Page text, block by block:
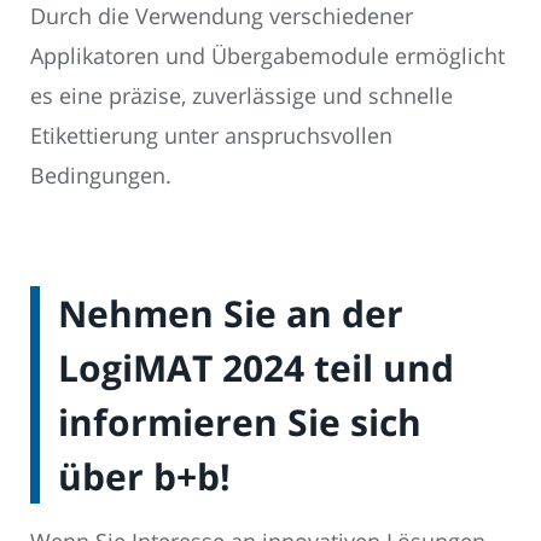
Durch die Verwendung verschiedener
Applikatoren und Übergabemodule ermöglicht
es eine präzise, zuverlässige und schnelle
Etikettierung unter anspruchsvollen
Bedingungen.
Nehmen Sie an der
LogiMAT 2024 teil und
informieren Sie sich
über b+b!